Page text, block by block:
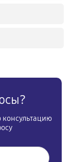
консультацию